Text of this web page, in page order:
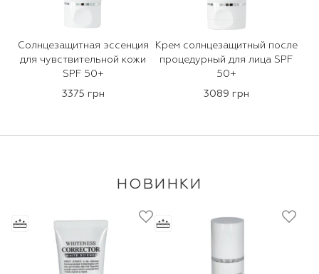
Солнцезащитная эссенция
для чувствительной кожи
SPF 50+
3375 грн
Крем солнцезащитный после
процедурный для лица SPF
50+
3089 грн
НОВИНКИ